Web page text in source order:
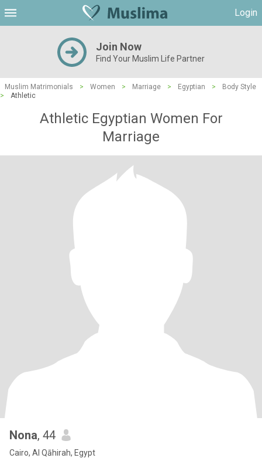
Login
Join Now
Find Your Muslim Life Partner
Muslim Matrimonials > Women > Marriage > Egyptian >
Body Style
>
Athletic
Athletic Egyptian Women For
Marriage
Nona, 44
Cairo, Al Qāhirah, Egypt